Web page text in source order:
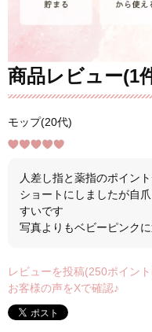
商品レビュー(1
モップ(20代)
人差し指と薬指のポイン
ショートにしましたが自
すいです
写真よりもベビーピンク
レビューを投稿(250ポイン
お客様の声をXで確認♪